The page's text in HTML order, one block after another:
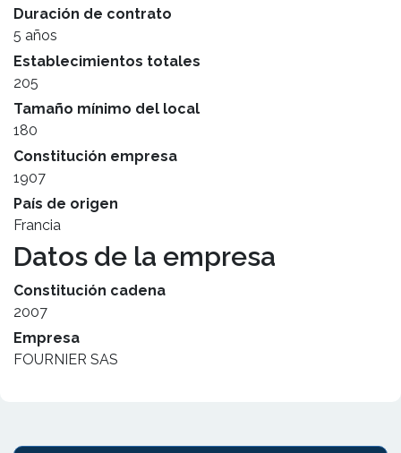
Duración de contrato
5 años
Establecimientos totales
205
Tamaño mínimo del local
180
Constitución empresa
1907
País de origen
Francia
Datos de la empresa
Constitución cadena
2007
Empresa
FOURNIER SAS